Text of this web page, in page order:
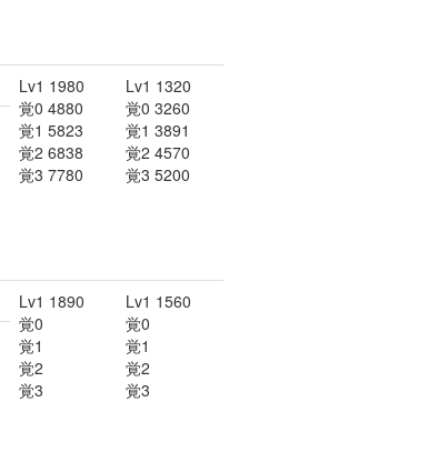
Lv1 1980
覚0 4880
覚1 5823
覚2 6838
覚3 7780
Lv1 1320
覚0 3260
覚1 3891
覚2 4570
覚3 5200
Lv1 1890
覚0
覚1
覚2
覚3
Lv1 1560
覚0
覚1
覚2
覚3